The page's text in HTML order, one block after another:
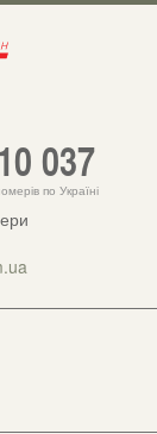
037
по Україні